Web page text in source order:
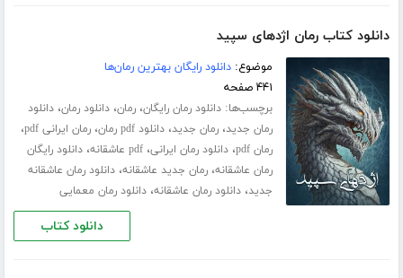
دانلود کتاب رمان اژدهای سپید
موضوع:دانلود رایگان بهترین رمان‌ها
۴۴۱ صفحه
برچسب‌ها:دانلود رمان رایگان،رمان،دانلود رمان،دانلود
رمان جدید،رمان جدید،دانلود pdf رمان ،رمان ایرانی pdf ،
رمان pdf ،دانلود رمان ایرانی،pdf عاشقانه ،دانلود رایگان
رمان عاشقانه،رمان جدید عاشقانه،دانلود رمان عاشقانه
جدید،دانلود رمان عاشقانه،دانلود رمان معمایی
دانلود کتاب